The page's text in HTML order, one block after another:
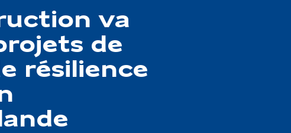
va
de
résilience